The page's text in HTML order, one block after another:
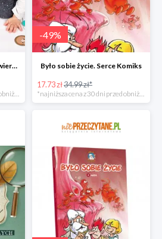
CzuCzu Puzzle z dziurką Zwierzątka
-49%
Było sobie życie. Serce Komiks
17.73 zł34.99 zł*